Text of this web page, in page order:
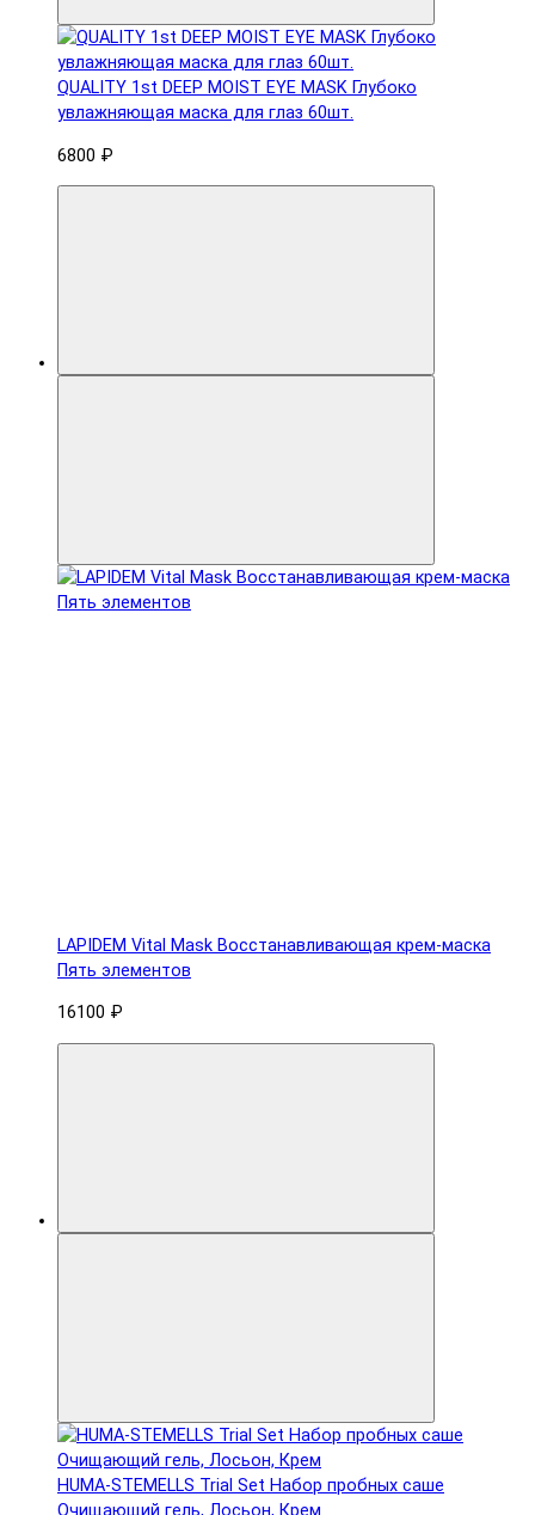
QUALITY 1st DEEP MOIST EYE MASK Глубоко
увлажняющая маска для глаз 60шт.
6800 ₽
LAPIDEM Vital Mask Восстанавливающая крем-маска
Пять элементов
16100 ₽
HUMA-STEMELLS Trial Set Набор пробных саше
Очищающий гель, Лосьон, Крем